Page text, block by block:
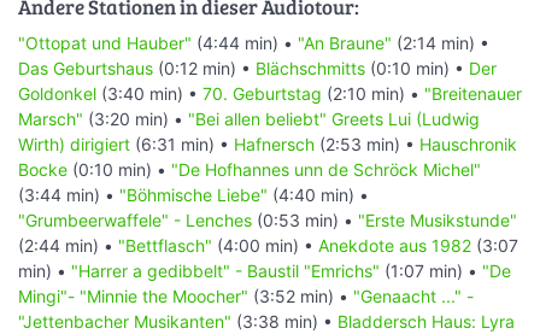
Andere Stationen in dieser Audiotour:
"Ottopat und Hauber" (4:44 min) • "An Braune" (2:14 min) •
Das Geburtshaus (0:12 min) • Blächschmitts (0:10 min) • Der
Goldonkel (3:40 min) • 70. Geburtstag (2:10 min) • "Breitenauer
Marsch" (3:20 min) • "Bei allen beliebt" Greets Lui (Ludwig
Wirth) dirigiert (6:31 min) • Hafnersch (2:53 min) • Hauschronik
Bocke (0:10 min) • "De Hofhannes unn de Schröck Michel"
(3:44 min) • "Böhmische Liebe" (4:40 min) •
"Grumbeerwaffele" - Lenches (0:53 min) • "Erste Musikstunde"
(2:44 min) • "Bettflasch" (4:00 min) • Anekdote aus 1982 (3:07
min) • "Harrer a gedibbelt" - Baustil "Emrichs" (1:07 min) • "De
Mingi"- "Minnie the Moocher" (3:52 min) • "Genaacht ..." -
"Jettenbacher Musikanten" (3:38 min) • Bladdersch Haus: Lyra